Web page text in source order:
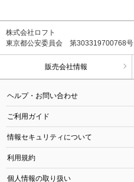
株式会社ロフト
東京都公安委員会 第303319700768号
販売会社情報
ヘルプ・お問い合わせ
ご利用ガイド
情報セキュリティについて
利用規約
個人情報の取り扱い